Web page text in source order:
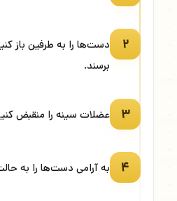
۲
دست‌ها را به طرفین باز
برسند.
۳ عضلات سینه را منقبض
۴ به آرامی دست‌ها را به حالت